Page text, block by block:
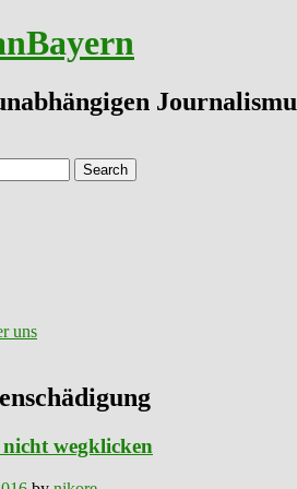
uns
wegklicken